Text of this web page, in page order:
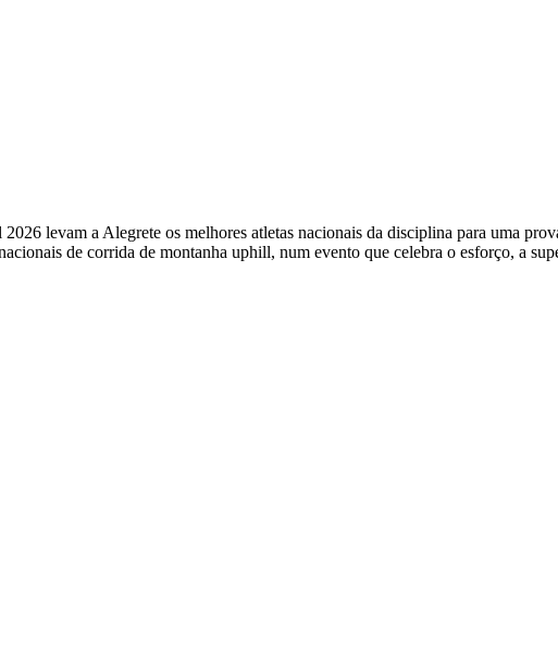
levam a Alegrete os melhores atletas nacionais da disciplina para uma
de corrida de montanha uphill, num evento que celebra o esforço, a